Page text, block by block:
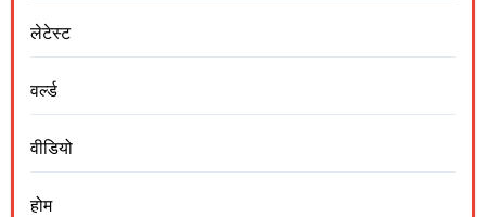
लेटेस्ट
वर्ल्ड
वीडियो
होम